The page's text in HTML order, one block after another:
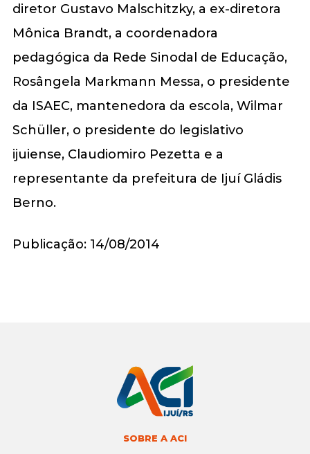
diretor Gustavo Malschitzky, a ex-diretora
Mônica Brandt, a coordenadora
pedagógica da Rede Sinodal de Educação,
Rosângela Markmann Messa, o presidente
da ISAEC, mantenedora da escola, Wilmar
Schüller, o presidente do legislativo
ijuiense, Claudiomiro Pezetta e a
representante da prefeitura de Ijuí Gládis
Berno.
Publicação: 14/08/2014
SOBRE A ACI